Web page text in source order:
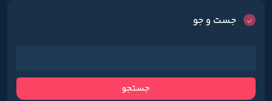
جست و جو